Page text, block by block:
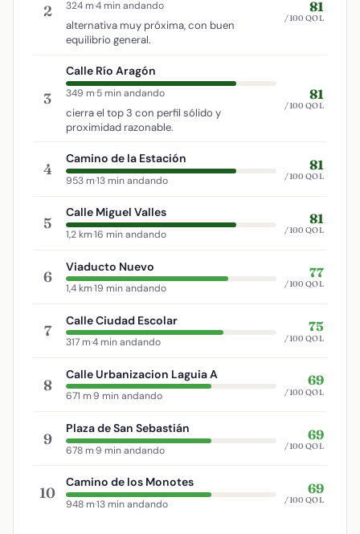
2 324 m·4 min andando
alternativa muy próxima, con buen
equilibrio general.
81
/100 QOL
3
Calle Río Aragón
349 m·5 min andando
cierra el top 3 con perfil sólido y
proximidad razonable.
81
/100 QOL
4
Camino de la Estación
953 m·13 min andando
81
/100 QOL
5
Calle Miguel Valles
1,2 km·16 min andando
81
/100 QOL
6
Viaducto Nuevo
1,4 km·19 min andando
77
/100 QOL
7
Calle Ciudad Escolar
317 m·4 min andando
75
/100 QOL
8
Calle Urbanizacion Laguia A
671 m·9 min andando
69
/100 QOL
9
Plaza de San Sebastián
678 m·9 min andando
69
/100 QOL
10
Camino de los Monotes
948 m·13 min andando
69
/100 QOL